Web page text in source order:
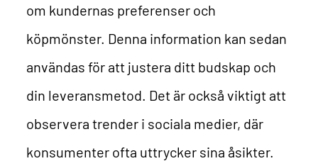
om kundernas preferenser och
köpmönster. Denna information kan sedan
användas för att justera ditt budskap och
din leveransmetod. Det är också viktigt att
observera trender i sociala medier, där
konsumenter ofta uttrycker sina åsikter.